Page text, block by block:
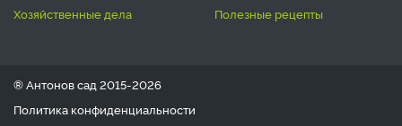
хозяйственные дела
полезные рецепты
® Антонов сад 2015-2026
Политика конфиденциальности